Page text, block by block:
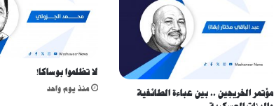
مؤتمر الخريجين .. بين عباءة الطائفية
لا تظلموا بوساكا!
منذ يوم واحد